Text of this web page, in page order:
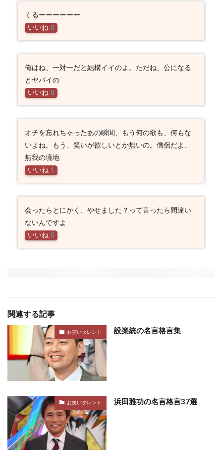
くるーーーーーー
いいね 0
俺はね、一対一だと結構イイのよ。ただね、公になる
とヤバイの
いいね 0
オチを忘れちゃったあの瞬間、もう何の欲も、何もな
いよね。もう、笑いが欲しいとか無いの。僧侶だよ、
無我の境地
いいね 1
会ったらとにかく、やせました？って言ったら間違い
ないんですよ
いいね 0
関連する記事
お笑いタレント 設楽統の名言格言集
お笑いタレント 浜田雅功の名言格言37選